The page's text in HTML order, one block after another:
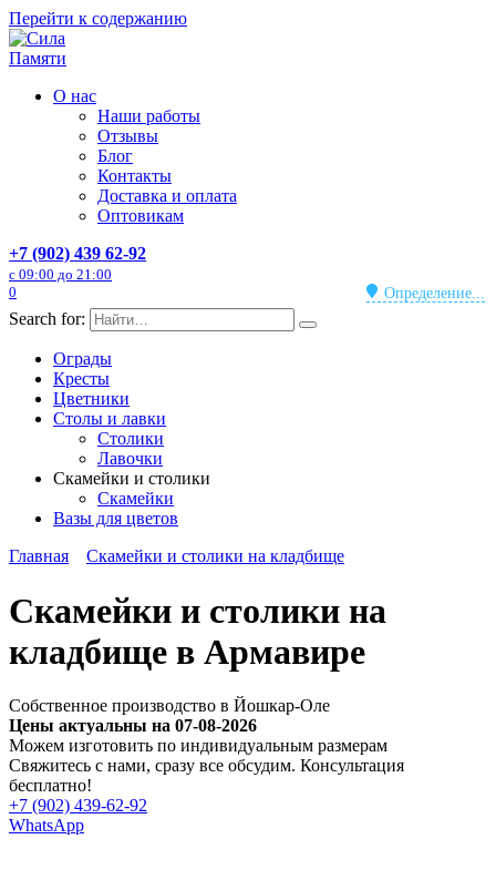
Перейти к содержанию
О нас
Наши работы
Отзывы
Блог
Контакты
Доставка и оплата
Оптовикам
+7 (902) 439 62-92
с 09:00 до 21:00
Определение...
0
Search for:
Ограды
Кресты
Цветники
Столы и лавки
Столики
Лавочки
Скамейки и столики
Скамейки
Вазы для цветов
Главная
Скамейки и столики на кладбище
Скамейки и столики на
кладбище в Армавире
Собственное производство в Йошкар-Оле
Цены актуальны на 07-08-2026
Можем изготовить по индивидуальным размерам
Cвяжитесь с нами, сразу все обсудим. Консультация
бесплатно!
+7 (902) 439-62-92
WhatsApp